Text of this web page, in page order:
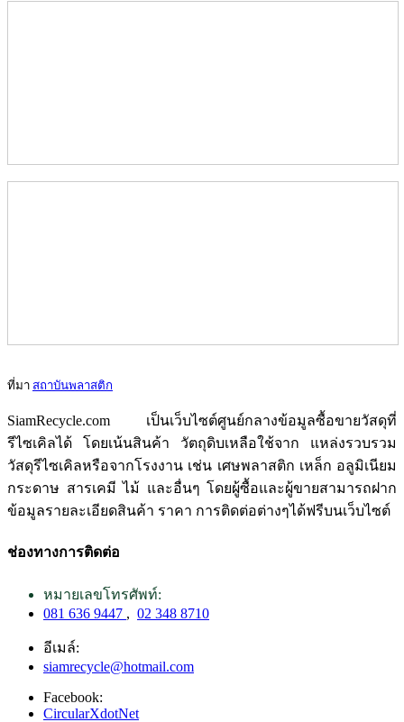
ที่มา สถาบันพลาสติก
SiamRecycle.com เป็นเว็บไซต์ศูนย์กลางข้อมูลซื้อขายวัสดุที่
รีไซเคิลได้ โดยเน้นสินค้า วัตถุดิบเหลือใช้จาก แหล่งรวบรวม
วัสดุรีไซเคิลหรือจากโรงงาน เช่น เศษพลาสติก เหล็ก อลูมิเนียม
กระดาษ สารเคมี ไม้ และอื่นๆ โดยผู้ซื้อและผู้ขายสามารถฝาก
ข้อมูลรายละเอียดสินค้า ราคา การติดต่อต่างๆได้ฟรีบนเว็บไซต์
ช่องทางการติดต่อ
หมายเลขโทรศัพท์:
081 636 9447 , 02 348 8710
อีเมล์:
siamrecycle@hotmail.com
Facebook:
CircularXdotNet